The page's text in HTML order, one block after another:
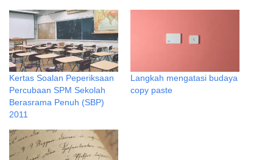
Kertas Soalan Peperiksaan
Percubaan SPM Sekolah
Berasrama Penuh (SBP)
2011
Langkah mengatasi budaya
copy paste